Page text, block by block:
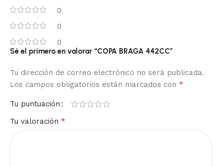
0
0
0
Sé el primero en valorar “COPA BRAGA 442CC”
Tu dirección de correo electrónico no será publicada.
Los campos obligatorios están marcados con *
Tu puntuación
Tu valoración *